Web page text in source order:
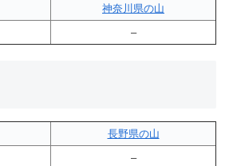
神奈川県の山
–
長野県の山
–